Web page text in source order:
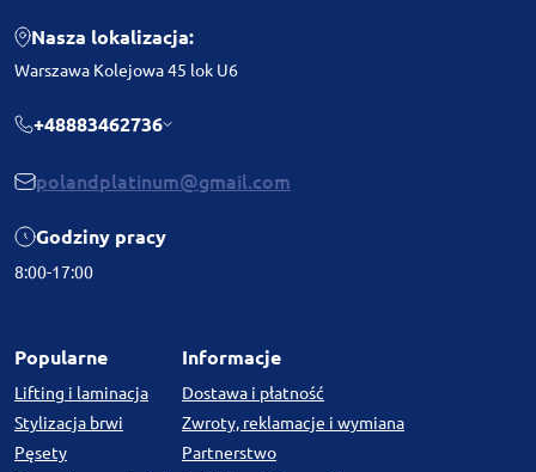
Nasza lokalizacja:
Warszawa Kolejowa 45 lok U6
+48883462736
polandplatinum@gmail.com
Godziny pracy
8:00-17:00
Popularne
Lifting i laminacja
Stylizacja brwi
Pęsety
Informacje
Dostawa i płatność
Zwroty, reklamacje i wymiana
Partnerstwo